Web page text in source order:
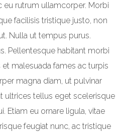
rutrum ullamcorper. Morbi
facilisis tristique justo, non
Nulla ut tempus purus.
Pellentesque habitant morbi
malesuada fames ac turpis
magna diam, ut pulvinar
ultrices tellus eget scelerisque
Etiam eu ornare ligula, vitae
feugiat nunc, ac tristique